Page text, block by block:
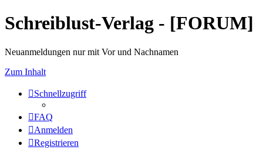
Schreiblust-Verlag - [FORUM]
Neuanmeldungen nur mit Vor und Nachnamen
Zum Inhalt
Schnellzugriff
FAQ
Anmelden
Registrieren